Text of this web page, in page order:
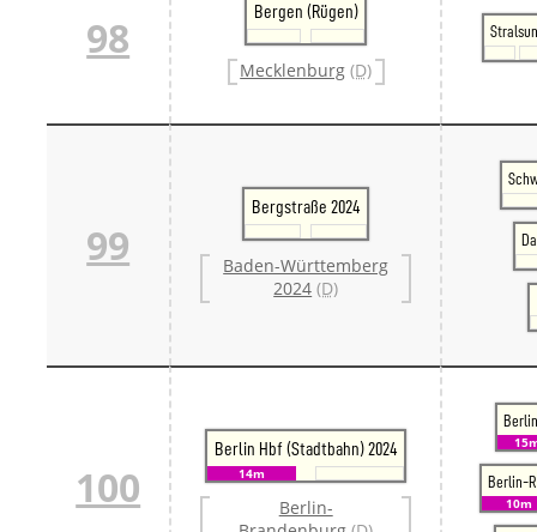
98
Bergen (Rügen)
Mecklenburg (D)
99
Bergstraße 2024
Baden-Württemberg
2024 (D)
100
Berlin Hbf (Stadtbahn) 2024
14m
Berlin-
Berlin-
10m